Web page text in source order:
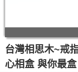
台灣相思木~戒
心相盒 與你最盒